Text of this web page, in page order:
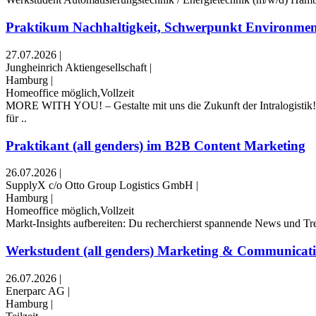
Praktikum Nachhaltigkeit, Schwerpunkt
27.07.2026 |
Jungheinrich Aktiengesellschaft |
Hamburg |
Homeoffice möglich,Vollzeit
MORE WITH YOU! – Gestalte mit uns die Zukunft der
für ..
Praktikant (all genders) im B2B Content Marketing
26.07.2026 |
SupplyX c/o Otto Group Logistics GmbH |
Hamburg |
Homeoffice möglich,Vollzeit
Markt-Insights aufbereiten: Du recherchierst spannende News und
Werkstudent (all genders) Marketing &
26.07.2026 |
Enerparc AG |
Hamburg |